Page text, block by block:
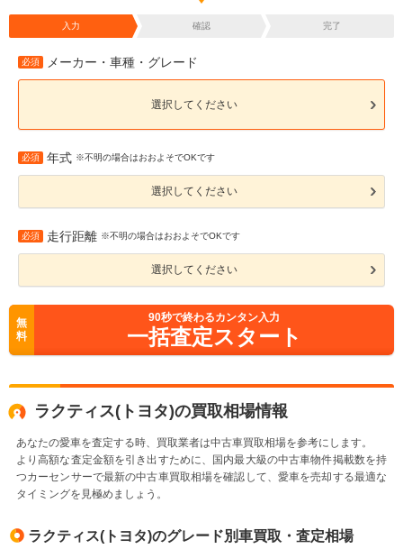
入力 確認 完了
必須 メーカー・車種・グレード
選択してください
必須 年式 ※不明の場合はおおよそでOKです
選択してください
必須 走行距離 ※不明の場合はおおよそでOKです
選択してください
無
料
90秒で終わるカンタン入力
一括査定スタート
ラクティス(トヨタ)の買取相場情報
あなたの愛車を査定する時、買取業者は中古車買取相場を参考にします。
より高額な査定金額を引き出すために、国内最大級の中古車物件掲載数を持
つカーセンサーで最新の中古車買取相場を確認して、愛車を売却する最適な
タイミングを見極めましょう。
ラクティス(トヨタ)のグレード別車買取・査定相場